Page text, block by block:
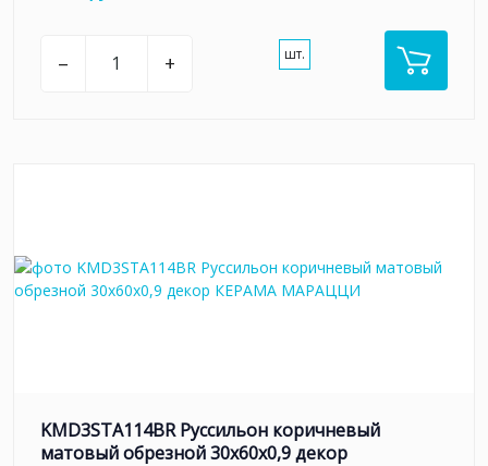
– + шт.
KMD3STA114BR Руссильон коричневый
матовый обрезной 30x60x0,9 декор